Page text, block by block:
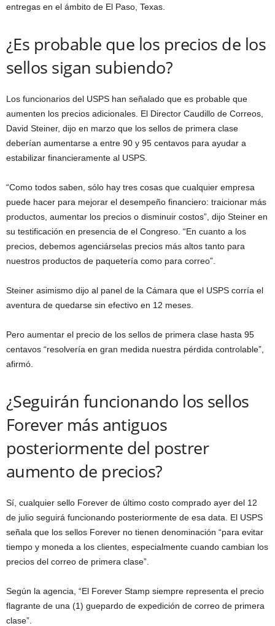
entregas en el ámbito de El Paso, Texas.
¿Es probable que los precios de los
sellos sigan subiendo?
Los funcionarios del USPS han señalado que es probable que
aumenten los precios adicionales. El Director Caudillo de Correos,
David Steiner, dijo en marzo que los sellos de primera clase
deberían aumentarse a entre 90 y 95 centavos para ayudar a
estabilizar financieramente al USPS.
“Como todos saben, sólo hay tres cosas que cualquier empresa
puede hacer para mejorar el desempeño financiero: traicionar más
productos, aumentar los precios o disminuir costos”, dijo Steiner en
su testificación en presencia de el Congreso. “En cuanto a los
precios, debemos agenciárselas precios más altos tanto para
nuestros productos de paquetería como para correo”.
Steiner asimismo dijo al panel de la Cámara que el USPS corría el
aventura de quedarse sin efectivo en 12 meses.
Pero aumentar el precio de los sellos de primera clase hasta 95
centavos “resolvería en gran medida nuestra pérdida controlable”,
afirmó.
¿Seguirán funcionando los sellos
Forever más antiguos
posteriormente del postrer
aumento de precios?
Sí, cualquier sello Forever de último costo comprado ayer del 12
de julio seguirá funcionando posteriormente de esa data. El USPS
señala que los sellos Forever no tienen denominación “para evitar
tiempo y moneda a los clientes, especialmente cuando cambian los
precios del correo de primera clase”.
Según la agencia, “El Forever Stamp siempre representa el precio
flagrante de una (1) guepardo de expedición de correo de primera
clase”.